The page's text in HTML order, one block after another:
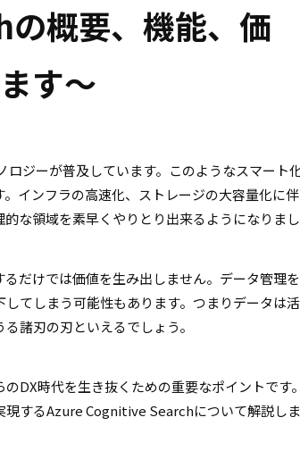
概要、機能、価
す〜
ジーが普及しています。このようなスマート
インフラの高速化、ストレージの大容量化に
な領域を素早くやりとり出来るようになりまし
だけでは価値を生み出しません。データ管理
てしまう可能性もあります。つまりデータは
諸刃の刃といえるでしょう。
DX時代を生き抜くための重要なポイントです。
するAzure Cognitive Searchについて解説しま